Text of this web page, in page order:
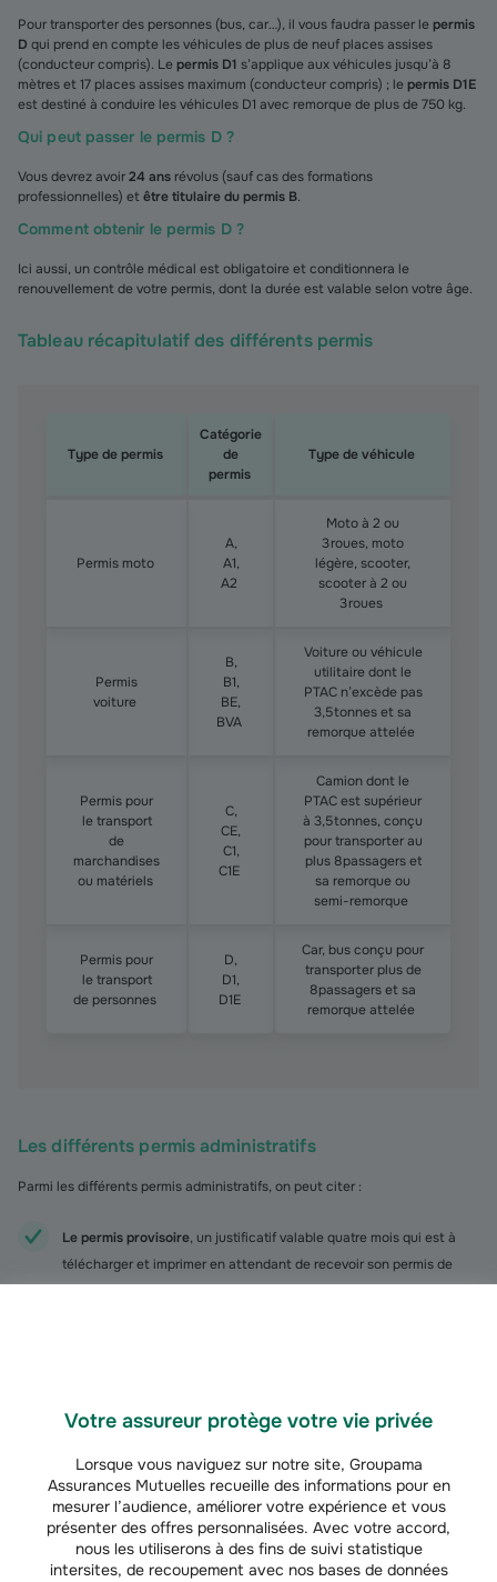
Votre assureur protège votre vie privée
Lorsque vous naviguez sur notre site, Groupama
Assurances Mutuelles recueille des informations pour en
mesurer l’audience, améliorer votre expérience et vous
présenter des offres personnalisées. Avec votre accord,
nous les utiliserons à des fins de suivi statistique
intersites, de recoupement avec nos bases de données
Pour transporter des personnes (bus, car…), il vous faudra passer lepermis
D qui prend en compte les véhicules de plus de neuf places assises
(conducteur compris). Lepermis D1 s’applique aux véhicules jusqu’à 8
mètres et 17 places assises maximum (conducteur compris) ; lepermis D1E
est destiné à conduire les véhicules D1 avec remorque de plus de 750 kg.
Qui peut passer le permis D ?
Vous devrez avoir24 ans révolus (sauf cas des formations
professionnelles) etêtre titulaire du permis B.
Comment obtenir le permis D ?
Ici aussi, un contrôle médical est obligatoire et conditionnera le
renouvellement de votre permis, dont la durée est valable selon votre âge.
Tableau récapitulatif des différents permis
Type de permis
Catégorie
de
permis
Type de véhicule
Permis moto
A,
A1,
A2
Moto à 2 ou
3 roues, moto
légère, scooter,
scooter à 2 ou
3 roues
Permis
voiture
B,
B1,
BE,
BVA
Voiture ou véhicule
utilitaire dont le
PTAC n’excède pas
3,5 tonnes et sa
remorque attelée
Permis pour
le transport
de
marchandises
ou matériels
C,
CE,
C1,
C1E
Camion dont le
PTAC est supérieur
à 3,5 tonnes, conçu
pour transporter au
plus 8 passagers et
sa remorque ou
semi-remorque
Permis pour
le transport
de personnes
D,
D1,
D1E
Car, bus conçu pour
transporter plus de
8 passagers et sa
remorque attelée
Les différents permis administratifs
Parmi les différents permis administratifs, on peut citer :
Le permis provisoire, un justificatif valable quatre mois qui est à
télécharger et imprimer en attendant de recevoir son permis de
est soumis à des limitations de vitesse spécifiques et doit afficher
de 12 points est acquis à l’issue des trois ans si aucun point n’a été
perdu ;
Le permis de conduire européen :les nouveaux permis français